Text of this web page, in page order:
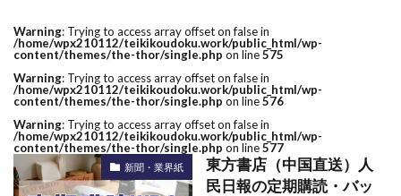
Warning: Trying to access array offset on false in
/home/wpx210112/teikikoudoku.work/public_html/wp-
content/themes/the-thor/single.php on line575
Warning: Trying to access array offset on false in
/home/wpx210112/teikikoudoku.work/public_html/wp-
content/themes/the-thor/single.php on line576
Warning: Trying to access array offset on false in
/home/wpx210112/teikikoudoku.work/public_html/wp-
content/themes/the-thor/single.php on line577
新聞・業界紙
東方書店（中国直送）人
民日報の定期購読・バッ